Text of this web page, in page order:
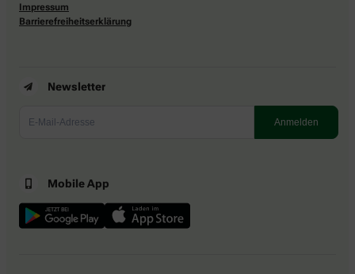
Impressum
Barrierefreiheitserklärung
Newsletter
Mobile App